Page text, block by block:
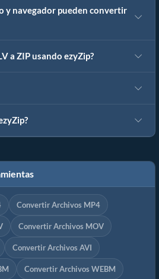
y navegador pueden convertir
a ZIP usando ezyZip?
Convertir Archivos MP4
Convertir Archivos MOV
Convertir Archivos AVI
Convertir Archivos WEBM